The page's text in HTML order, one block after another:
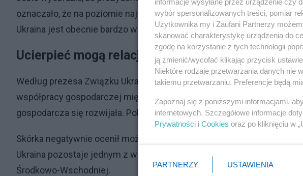
oznaczało, że na poziomie najwyższych przedstawicieli państwa
Ukraina jest obecnie bardzo ważnym elementem bezpieczeństwa
Ucierpieć mogą relacje gospodarcze
Według prezesa Związku Ukraińców w Polsce ewentualny kryzys
współpracy gospodarczej między Warszawą a Kijowem. – I Polsce, i
gospodarcza się rozwijała. Polska bardzo dużo korzysta na
Skórka negatywnie ocenił możliwość zerwania kontaktów na
Ukraina pozostaje jednym z ważnych elementów systemu
Środkowo-Wschodniej.
wybór spersonalizowanych treści, pomiar
Użytkownika my i Zaufani Partnerzy
skanować charakterystykę urządzenia do
zgodę na korzystanie z tych technologii
ją zmienić/wycofać klikając przycisk
Niektóre rodzaje przetwarzania danych nie
takiemu przetwarzaniu. Preferencje będą
Zapoznaj się z poniższymi informacjami,
internetowych. Szczegółowe informacje
Prywatności i Cookies oraz po kliknięciu w
PARTNERZY USTAWIENIA